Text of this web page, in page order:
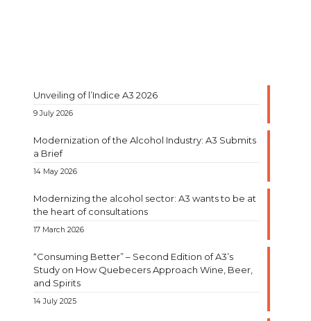
Unveiling of l’Indice A3 2026
9 July 2026
Modernization of the Alcohol Industry: A3 Submits
a Brief
14 May 2026
Modernizing the alcohol sector: A3 wants to be at
the heart of consultations
17 March 2026
“Consuming Better” – Second Edition of A3’s
Study on How Quebecers Approach Wine, Beer,
and Spirits
14 July 2025